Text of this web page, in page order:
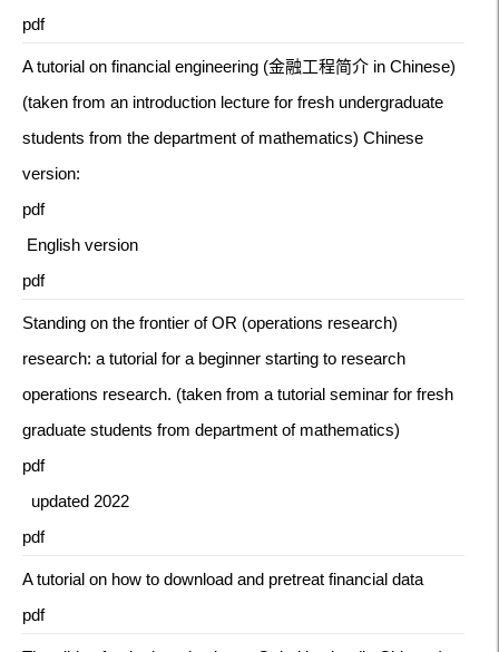
pdf
A tutorial on financial engineering (金融工程简介 in Chinese)
(taken from an introduction lecture for fresh undergraduate
students from the department of mathematics) Chinese
version:
pdf
English version
pdf
Standing on the frontier of OR (operations research)
research: a tutorial for a beginner starting to research
operations research. (taken from a tutorial seminar for fresh
graduate students from department of mathematics)
pdf
updated 2022
pdf
A tutorial on how to download and pretreat financial data
pdf